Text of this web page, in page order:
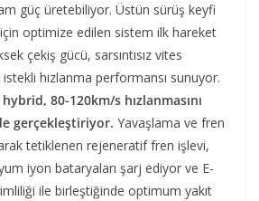
güç üretebiliyor. Üstün sürüş keyfi
optimize edilen sistem ilk hareket
çekiş gücü, sarsıntısız vites
hızlanma performansı sunuyor.
80-120km/s hızlanmasını
gerçekleştiriyor. Yavaşlama ve fren
tetiklenen rejeneratif fren işlevi,
iyon bataryaları şarj ediyor ve E-
ile birleştiğinde optimum yakıt